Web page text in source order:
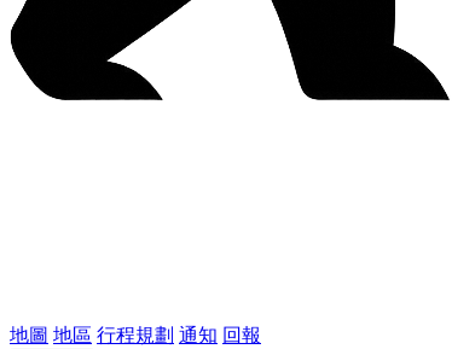
地圖 地區 行程規劃 通知 回報